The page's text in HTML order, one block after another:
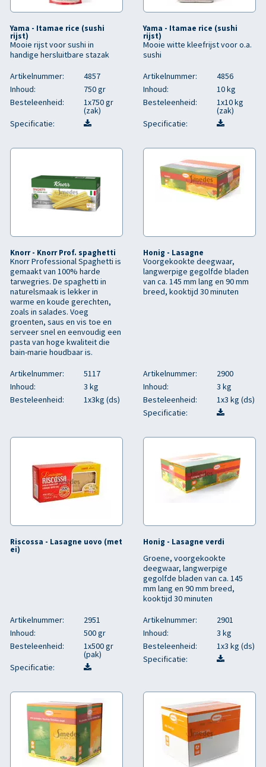
Yama - Itamae rice (sushi
rijst)
Mooie rijst voor sushi in
handige hersluitbare stazak
Artikelnummer:
4857
Inhoud:
750 gr
Besteleenheid:
1x750 gr
(zak)
Specificatie:
Yama - Itamae rice (sushi
rijst)
Mooie witte kleefrijst voor o.a.
sushi
Artikelnummer:
4856
Inhoud:
10 kg
Besteleenheid:
1x10 kg
(zak)
Specificatie:
Knorr - Knorr Prof. spaghetti
Knorr Professional Spaghetti is
gemaakt van 100% harde
tarwegries. De spaghetti in
naturelsmaak is lekker in
warme en koude gerechten,
zoals in salades. Voeg
groenten, saus en vis toe en
serveer snel en eenvoudig een
pasta van hoge kwaliteit die
bain-marie houdbaar is.
Artikelnummer:
5117
Inhoud:
3 kg
Besteleenheid:
1x3kg (ds)
Honig - Lasagne
Voorgekookte deegwaar,
langwerpige gegolfde bladen
van ca. 145 mm lang en 90 mm
breed, kooktijd 30 minuten
Artikelnummer:
2900
Inhoud:
3 kg
Besteleenheid:
1x3 kg (ds)
Specificatie:
Riscossa - Lasagne uovo (met
ei)
Artikelnummer:
2951
Inhoud:
500 gr
Besteleenheid:
1x500 gr
(pak)
Specificatie:
Honig - Lasagne verdi
Groene, voorgekookte
deegwaar, langwerpige
gegolfde bladen van ca. 145
mm lang en 90 mm breed,
kooktijd 30 minuten
Artikelnummer:
2901
Inhoud:
3 kg
Besteleenheid:
1x3 kg (ds)
Specificatie: